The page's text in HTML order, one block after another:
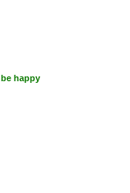
happy